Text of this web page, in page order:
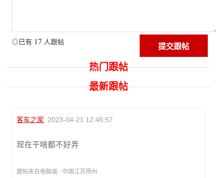
◎已有 17 人跟帖
热门跟帖
最新跟帖
客车之家 2023-04-21 12:46:57
现在干啥都不好弄
跟帖来自电脑端 · 中国江苏扬州